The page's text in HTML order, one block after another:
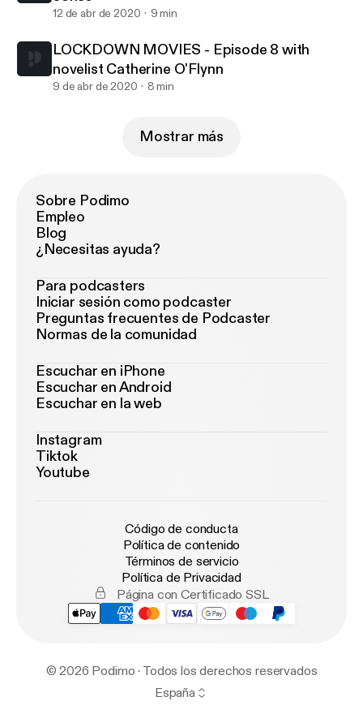
12 de abr de 2020 9 min
LOCKDOWN MOVIES - Episode 8 with
novelist Catherine O'Flynn
9 de abr de 2020 8 min
Mostrar más
Sobre Podimo
Empleo
Blog
¿Necesitas ayuda?
Para podcasters
Iniciar sesión como podcaster
Preguntas frecuentes de Podcaster
Normas de la comunidad
Escuchar en iPhone
Escuchar en Android
Escuchar en la web
Instagram
Tiktok
Youtube
Código de conducta
Política de contenido
Términos de servicio
Política de Privacidad
Página con Certificado SSL
© 2026 Podimo · Todos los derechos reservados
España